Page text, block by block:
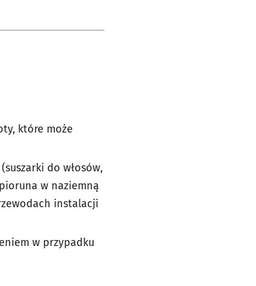
które może
do włosów,
w naziemną
instalacji
w przypadku